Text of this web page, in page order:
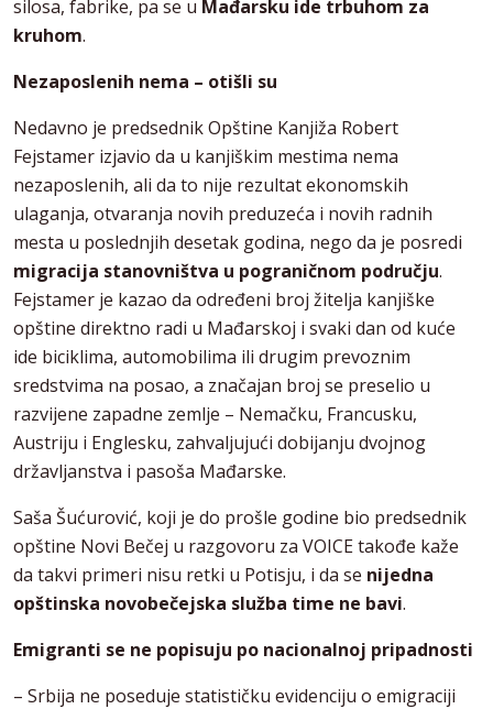
silosa, fabrike, pa se u Mađarsku ide trbuhom za
kruhom.
Nezaposlenih nema – otišli su
Nedavno je predsednik Opštine Kanjiža Robert
Fejstamer izjavio da u kanjiškim mestima nema
nezaposlenih, ali da to nije rezultat ekonomskih
ulaganja, otvaranja novih preduzeća i novih radnih
mesta u poslednjih desetak godina, nego da je posredi
migracija stanovništva u pograničnom području.
Fejstamer je kazao da određeni broj žitelja kanjiške
opštine direktno radi u Mađarskoj i svaki dan od kuće
ide biciklima, automobilima ili drugim prevoznim
sredstvima na posao, a značajan broj se preselio u
razvijene zapadne zemlje – Nemačku, Francusku,
Austriju i Englesku, zahvaljujući dobijanju dvojnog
državljanstva i pasoša Mađarske.
Saša Šućurović, koji je do prošle godine bio predsednik
opštine Novi Bečej u razgovoru za VOICE takođe kaže
da takvi primeri nisu retki u Potisju, i da se nijedna
opštinska novobečejska služba time ne bavi.
Emigranti se ne popisuju po nacionalnoj pripadnosti
– Srbija ne poseduje statističku evidenciju o emigraciji